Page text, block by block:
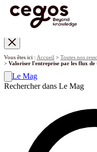
Vous êtes ici : Accueil > Toutes nos
> Valoriser l'entreprise par les flux
Le Mag
Rechercher dans Le Mag